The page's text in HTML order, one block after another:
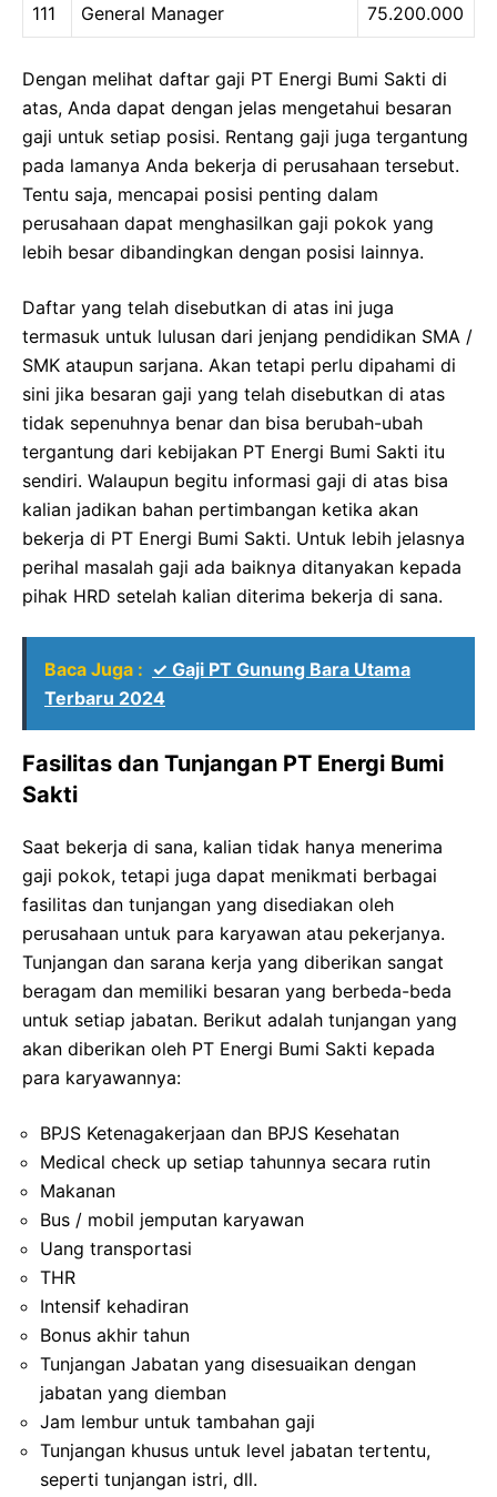
111 General Manager 75.200.000
Dengan melihat daftar gaji PT Energi Bumi Sakti di
atas, Anda dapat dengan jelas mengetahui besaran
gaji untuk setiap posisi. Rentang gaji juga tergantung
pada lamanya Anda bekerja di perusahaan tersebut.
Tentu saja, mencapai posisi penting dalam
perusahaan dapat menghasilkan gaji pokok yang
lebih besar dibandingkan dengan posisi lainnya.
Daftar yang telah disebutkan di atas ini juga
termasuk untuk lulusan dari jenjang pendidikan SMA /
SMK ataupun sarjana. Akan tetapi perlu dipahami di
sini jika besaran gaji yang telah disebutkan di atas
tidak sepenuhnya benar dan bisa berubah-ubah
tergantung dari kebijakan PT Energi Bumi Sakti itu
sendiri. Walaupun begitu informasi gaji di atas bisa
kalian jadikan bahan pertimbangan ketika akan
bekerja di PT Energi Bumi Sakti. Untuk lebih jelasnya
perihal masalah gaji ada baiknya ditanyakan kepada
pihak HRD setelah kalian diterima bekerja di sana.
Baca Juga : ✓ Gaji PT Gunung Bara Utama
Terbaru 2024
Fasilitas dan Tunjangan PT Energi Bumi
Sakti
Saat bekerja di sana, kalian tidak hanya menerima
gaji pokok, tetapi juga dapat menikmati berbagai
fasilitas dan tunjangan yang disediakan oleh
perusahaan untuk para karyawan atau pekerjanya.
Tunjangan dan sarana kerja yang diberikan sangat
beragam dan memiliki besaran yang berbeda-beda
untuk setiap jabatan. Berikut adalah tunjangan yang
akan diberikan oleh PT Energi Bumi Sakti kepada
para karyawannya:
BPJS Ketenagakerjaan dan BPJS Kesehatan
Medical check up setiap tahunnya secara rutin
Makanan
Bus / mobil jemputan karyawan
Uang transportasi
THR
Intensif kehadiran
Bonus akhir tahun
Tunjangan Jabatan yang disesuaikan dengan
jabatan yang diemban
Jam lembur untuk tambahan gaji
Tunjangan khusus untuk level jabatan tertentu,
seperti tunjangan istri, dll.